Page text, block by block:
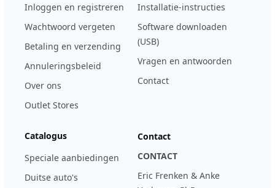
Inloggen en registreren
Wachtwoord vergeten
Betaling en verzending
Annuleringsbeleid
Over ons
Outlet Stores
Installatie-instructies
Software downloaden
(USB)
Vragen en antwoorden
Contact
Catalogus
Speciale aanbiedingen
Duitse auto's
Contact
CONTACT
Eric Frenken & Anke